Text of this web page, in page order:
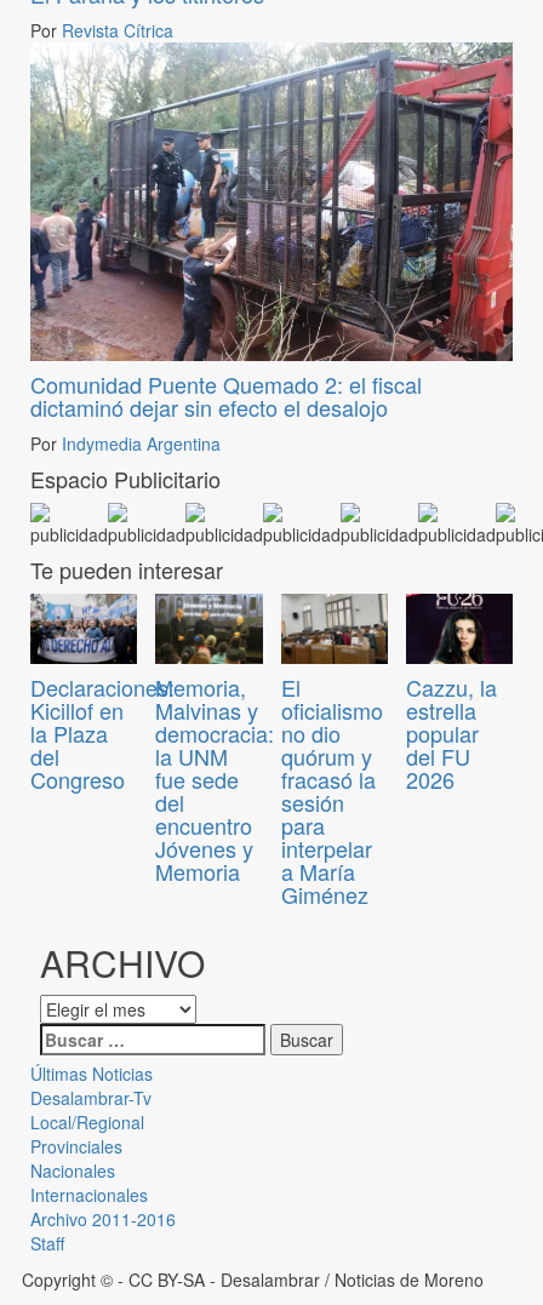
Por Revista Cítrica
Comunidad Puente Quemado 2: el fiscal
dictaminó dejar sin efecto el desalojo
Por Indymedia Argentina
Espacio Publicitario
Te pueden interesar
Declaraciones:
Kicillof en
la Plaza
del
Congreso
Memoria,
Malvinas y
democracia:
la UNM
fue sede
del
encuentro
Jóvenes y
Memoria
El
oficialismo
no dio
quórum y
fracasó la
sesión
para
interpelar
a María
Giménez
Cazzu, la
estrella
popular
del FU
2026
ARCHIVO
Últimas Noticias
Desalambrar-Tv
Local/Regional
Provinciales
Nacionales
Internacionales
Archivo 2011-2016
Staff
Copyright © - CC BY-SA - Desalambrar / Noticias de Moreno